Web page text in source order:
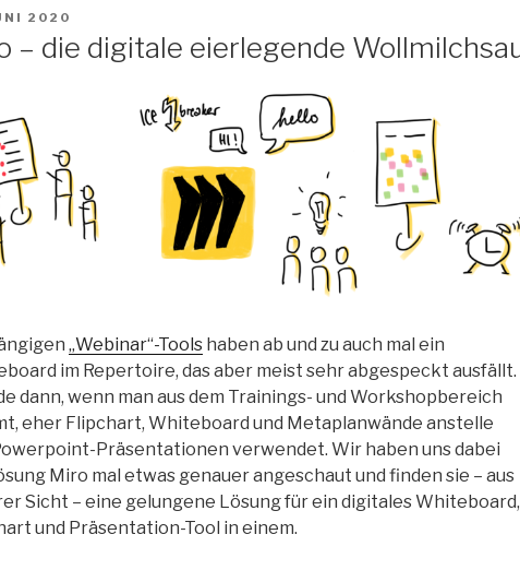
2020
– die digitale eierlegende
„Webinar“-Tools haben ab und zu auch mal ein
im Repertoire, das aber meist sehr abgespeckt ausfällt.
dann, wenn man aus dem Trainings- und Workshopbereich
eher Flipchart, Whiteboard und Metaplanwände anstelle
Präsentationen verwendet. Wir haben uns dabei
Miro mal etwas genauer angeschaut und finden sie – aus
Sicht – eine gelungene Lösung für ein digitales Whiteboard,
und Präsentation-Tool in einem.